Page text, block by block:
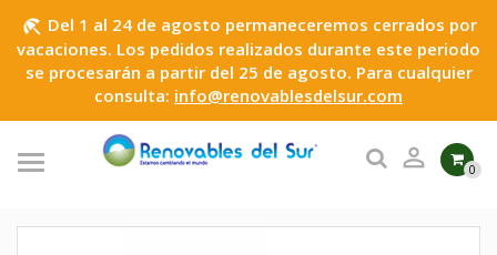
beach_access Del 1 al 24 de agosto permaneceremos cerrados por
vacaciones. Los pedidos realizados durante este periodo
se procesarán a partir del 25 de agosto. Para cualquier
consulta: info@renovablesdelsur.com
 0